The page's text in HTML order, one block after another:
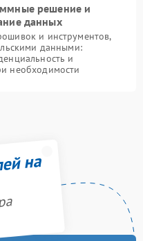
решение и
данных
и инструментов,
данными:
и
необходимости
на